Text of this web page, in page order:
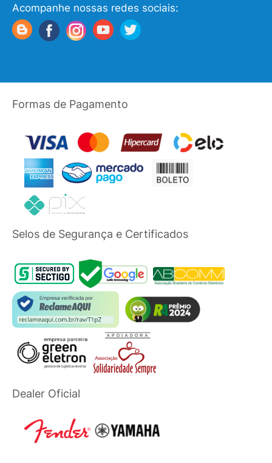
Acompanhe nossas redes sociais:
Formas de Pagamento
Selos de Segurança e Certificados
Dealer Oficial